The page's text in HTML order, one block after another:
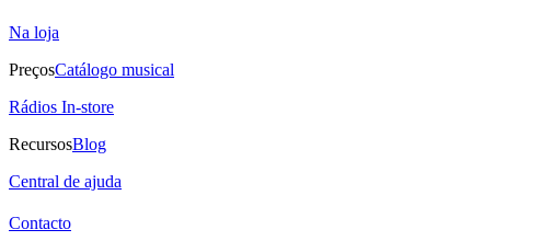
Na loja
PreçosCatálogo musical
Rádios In-store
RecursosBlog
Central de ajuda
Contacto